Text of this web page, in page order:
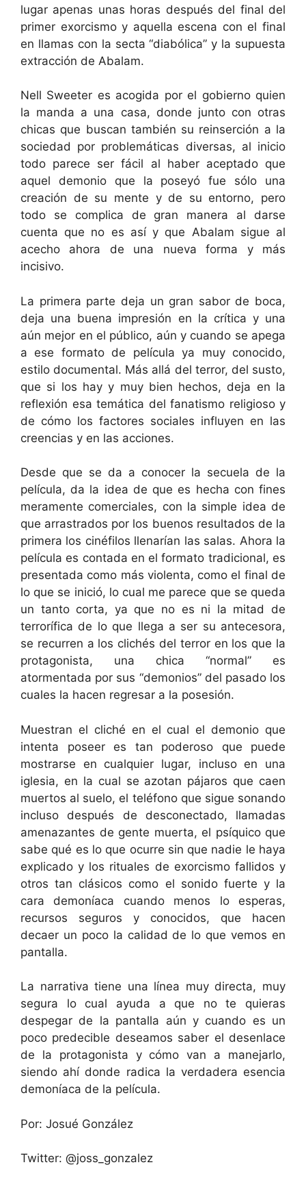
lugar apenas unas horas después del final del
primer exorcismo y aquella escena con el final
en llamas con la secta “diabólica” y la supuesta
extracción de Abalam.
Nell Sweeter es acogida por el gobierno quien
la manda a una casa, donde junto con otras
chicas que buscan también su reinserción a la
sociedad por problemáticas diversas, al inicio
todo parece ser fácil al haber aceptado que
aquel demonio que la poseyó fue sólo una
creación de su mente y de su entorno, pero
todo se complica de gran manera al darse
cuenta que no es así y que Abalam sigue al
acecho ahora de una nueva forma y más
incisivo.
La primera parte deja un gran sabor de boca,
deja una buena impresión en la crítica y una
aún mejor en el público, aún y cuando se apega
a ese formato de película ya muy conocido,
estilo documental. Más allá del terror, del susto,
que si los hay y muy bien hechos, deja en la
reflexión esa temática del fanatismo religioso y
de cómo los factores sociales influyen en las
creencias y en las acciones.
Desde que se da a conocer la secuela de la
película, da la idea de que es hecha con fines
meramente comerciales, con la simple idea de
que arrastrados por los buenos resultados de la
primera los cinéfilos llenarían las salas. Ahora la
película es contada en el formato tradicional, es
presentada como más violenta, como el final de
lo que se inició, lo cual me parece que se queda
un tanto corta, ya que no es ni la mitad de
terrorífica de lo que llega a ser su antecesora,
se recurren a los clichés del terror en los que la
protagonista, una chica “normal” es
atormentada por sus “demonios” del pasado los
cuales la hacen regresar a la posesión.
Muestran el cliché en el cual el demonio que
intenta poseer es tan poderoso que puede
mostrarse en cualquier lugar, incluso en una
iglesia, en la cual se azotan pájaros que caen
muertos al suelo, el teléfono que sigue sonando
incluso después de desconectado, llamadas
amenazantes de gente muerta, el psíquico que
sabe qué es lo que ocurre sin que nadie le haya
explicado y los rituales de exorcismo fallidos y
otros tan clásicos como el sonido fuerte y la
cara demoníaca cuando menos lo esperas,
recursos seguros y conocidos, que hacen
decaer un poco la calidad de lo que vemos en
pantalla.
La narrativa tiene una línea muy directa, muy
segura lo cual ayuda a que no te quieras
despegar de la pantalla aún y cuando es un
poco predecible deseamos saber el desenlace
de la protagonista y cómo van a manejarlo,
siendo ahí donde radica la verdadera esencia
demoníaca de la película.
Por: Josué González
Twitter: @joss_gonzalez